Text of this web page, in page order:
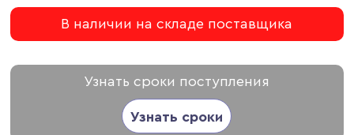
В наличии на складе поставщика
Узнать сроки поступления
Узнать сроки